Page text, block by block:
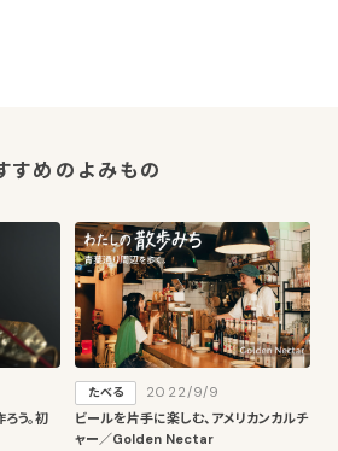
すめのよみもの
う。初
たべる
2022/9/9
ビールを片手に楽しむ、アメリカンカルチ
ャー／Golden Nectar